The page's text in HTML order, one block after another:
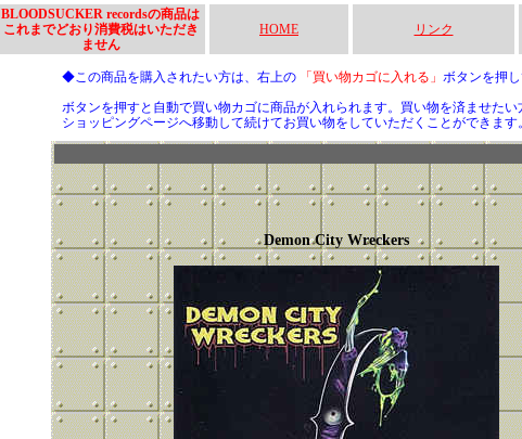
BLOODSUCKER recordsの商品は
これまでどおり消費税はいただき
ません
HOME リンク
◆この商品を購入されたい方は、右上の 「買い物カゴに入れる」 ボタンを押し
ボタンを押すと自動で買い物カゴに商品が入れられます。買い物を済ませた
ショッピングページへ移動して続けてお買い物をしていただくことができます。
Demon City Wreckers